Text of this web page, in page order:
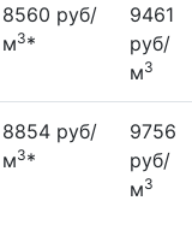
8560 руб/
м3*
9461
руб/
м3
8854 руб/
м3*
9756
руб/
м3